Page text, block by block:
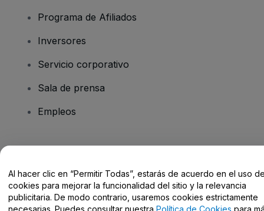
Programa de Afiliados
Inversores
Servicio corporativo
Sala de prensa
Empleos
Centro de Ayuda / Contacto
Al hacer clic en “Permitir Todas”, estarás de acuerdo en el uso
cookies para mejorar la funcionalidad del sitio y la relevancia
publicitaria. De modo contrario, usaremos cookies estrictamente
necesarias. Puedes consultar nuestra Política de Cookies para